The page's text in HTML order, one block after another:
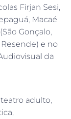
Firjan Sesi,
Macaé
Gonçalo,
e no
da
adulto,